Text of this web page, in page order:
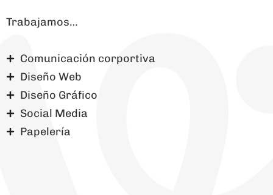
Trabajamos…
Comunicación corportiva
Diseño Web
Diseño Gráfico
Social Media
Papelería